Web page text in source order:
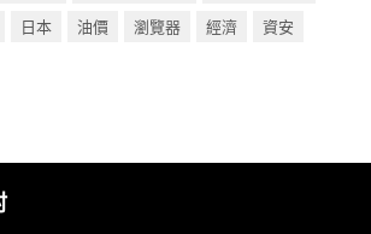
日本 油價 瀏覽器 經濟
資安